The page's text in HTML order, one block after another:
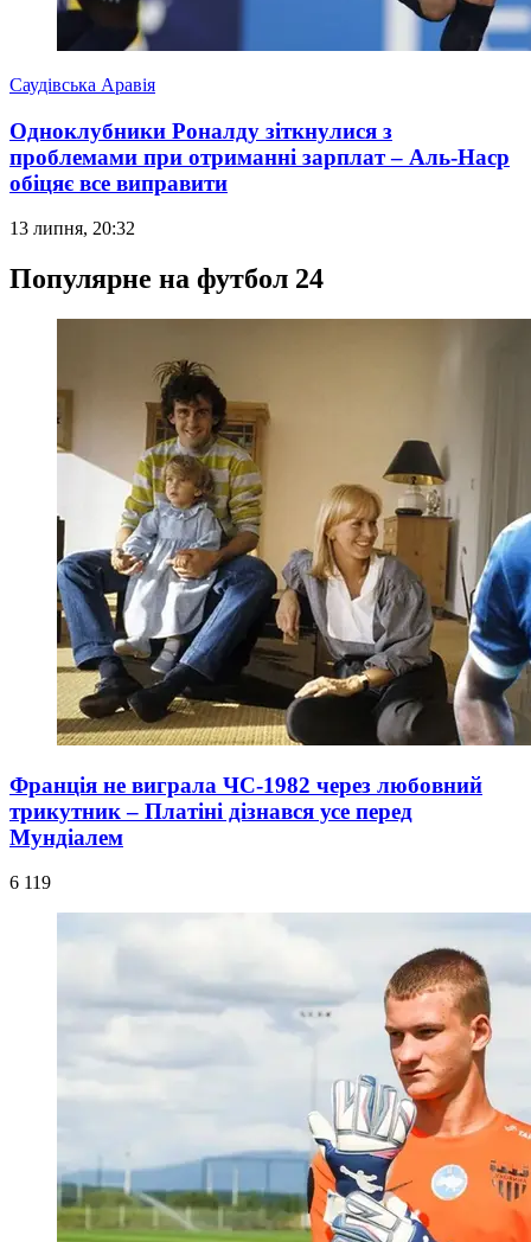
Саудівська Аравія
Одноклубники Роналду зіткнулися з
проблемами при отриманні зарплат – Аль-Наср
обіцяє все виправити
13 липня, 20:32
Популярне на футбол 24
Франція не виграла ЧС-1982 через любовний
трикутник – Платіні дізнався усе перед
Мундіалем
6 119